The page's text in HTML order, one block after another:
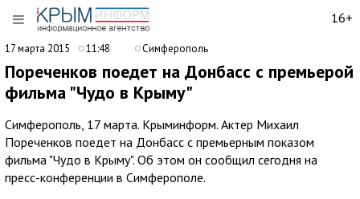
16+
17 марта 2015 11:48 Симферополь
Пореченков поедет на Донбасс с премьерой
фильма "Чудо в Крыму"
Симферополь, 17 марта. Крыминформ. Актер Михаил
Пореченков поедет на Донбасс с премьерным показом
фильма "Чудо в Крыму". Об этом он сообщил сегодня на
пресс-конференции в Симферополе.